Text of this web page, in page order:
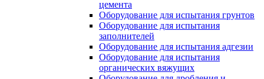
цемента
Оборудование для испытания грунтов
Оборудование для испытания
заполнителей
Оборудование для испытания адгезии
Оборудование для испытания
органических вяжущих